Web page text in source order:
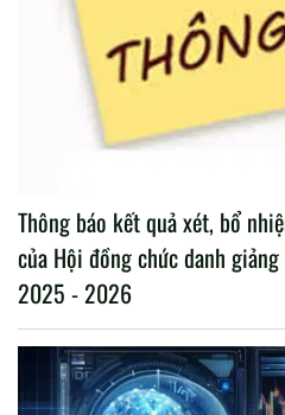
Thông báo kết quả xét, bổ
của Hội đồng chức danh
2025 - 2026